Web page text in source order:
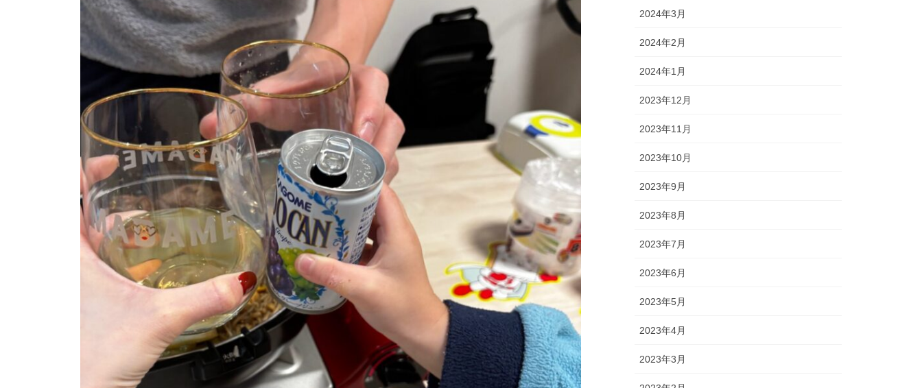
2024年3月
2024年2月
2024年1月
2023年12月
2023年11月
2023年10月
2023年9月
2023年8月
2023年7月
2023年6月
2023年5月
2023年4月
2023年3月